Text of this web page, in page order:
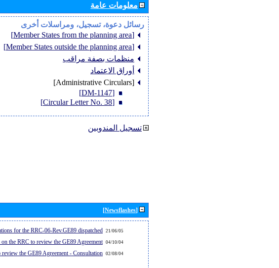
معلومات عامة
رسائل دعوة، تسجيل، ومراسلات أخرى
[Member States from the planning area]
[Member States outside the planning area]
منظمات بصفة مراقب
أوراق الاعتماد
[Administrative Circulars]
[DM-1147]
[Circular Letter No. 38]
تسجيل المندوبين
[Newsflashes]
21/06/05
for the RRC-06-Rev.GE89 dispatched...
04/10/04
the RRC to review the GE89 Agreement
02/08/04
review the GE89 Agreement - Consultation